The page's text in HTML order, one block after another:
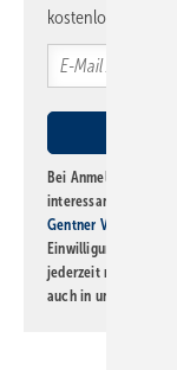
kostenlos direkt
Bei Anmeldung zu
interessante
Gentner Verlag GmbH
Einwilligung kann
jederzeit möglich.
auch in unserer